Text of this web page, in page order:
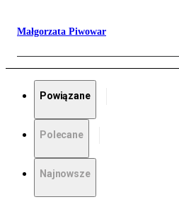
Małgorzata Piwowar
Powiązane
Polecane
Najnowsze